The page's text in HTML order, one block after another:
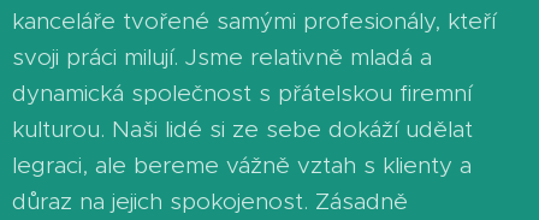
kanceláře tvořené samými profesionály, kteří
svoji práci milují. Jsme relativně mladá a
dynamická společnost s přátelskou firemní
kulturou. Naši lidé si ze sebe dokáží udělat
legraci, ale bereme vážně vztah s klienty a
důraz na jejich spokojenost. Zásadně